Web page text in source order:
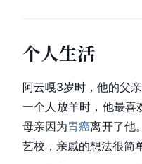
个人生活
阿云嘎3岁时，他的父
一个人放羊时，他最
母亲因为胃癌离开了他
艺校，亲戚的想法很简